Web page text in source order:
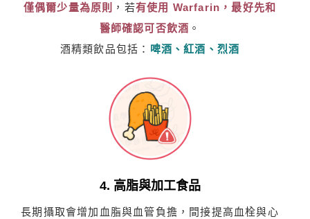
僅偶爾少量為原則
，若有使用 Warfarin，最好先和
醫師確認可否飲酒 。
酒精類飲品包括： 啤酒、紅酒、烈酒
4. 高脂與加工食品
長期攝取會增加血脂與血管負擔，間接提高血栓與心